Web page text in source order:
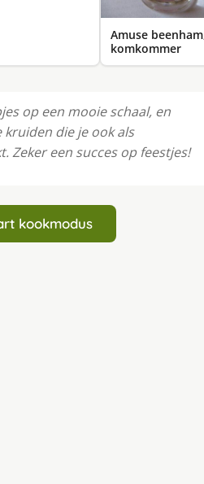
Amuse
komkommer
op een mooie schaal, en
die je ook als
Zeker een succes op feestjes!
kookmodus